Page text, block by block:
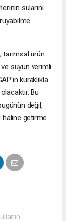
sularını
tarımsal ürün
suyun verimli
kuraklıkla
Bu
değil,
haline getirme